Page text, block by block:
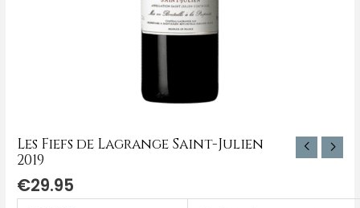
Les Fiefs de Lagrange Saint-Julien
2019
€29.95